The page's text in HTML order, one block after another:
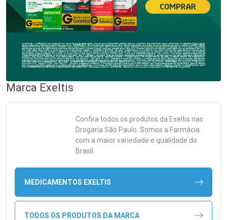
Marca Exeltis
Confira todos os produtos da Exeltis nas
Drogaria São Paulo. Somos a Farmácia
com a maior variedade e qualidade do
Brasil.
MEDICAMENTOS EXELTIS
TODOS OS PRODUTOS DA MARCA